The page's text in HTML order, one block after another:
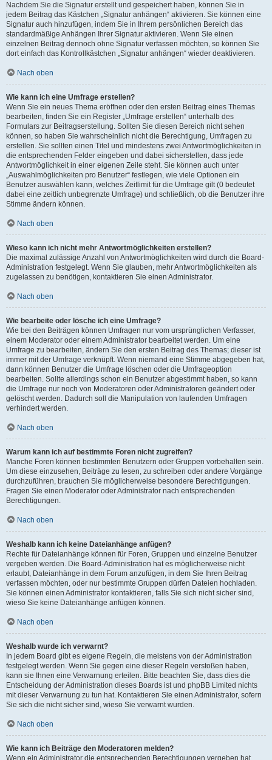
Nachdem Sie die Signatur erstellt und gespeichert haben, können Sie in
jedem Beitrag das Kästchen „Signatur anhängen“ aktivieren. Sie können eine
Signatur auch hinzufügen, indem Sie in Ihrem persönlichen Bereich das
standardmäßige Anhängen Ihrer Signatur aktivieren. Wenn Sie einen
einzelnen Beitrag dennoch ohne Signatur verfassen möchten, so können Sie
dort einfach das Kontrollkästchen „Signatur anhängen“ wieder deaktivieren.
Nach oben
Wie kann ich eine Umfrage erstellen?
Wenn Sie ein neues Thema eröffnen oder den ersten Beitrag eines Themas
bearbeiten, finden Sie ein Register „Umfrage erstellen“ unterhalb des
Formulars zur Beitragserstellung. Sollten Sie diesen Bereich nicht sehen
können, so haben Sie wahrscheinlich nicht die Berechtigung, Umfragen zu
erstellen. Sie sollten einen Titel und mindestens zwei Antwortmöglichkeiten in
die entsprechenden Felder eingeben und dabei sicherstellen, dass jede
Antwortmöglichkeit in einer eigenen Zeile steht. Sie können auch unter
„Auswahlmöglichkeiten pro Benutzer“ festlegen, wie viele Optionen ein
Benutzer auswählen kann, welches Zeitlimit für die Umfrage gilt (0 bedeutet
dabei eine zeitlich unbegrenzte Umfrage) und schließlich, ob die Benutzer ihre
Stimme ändern können.
Nach oben
Wieso kann ich nicht mehr Antwortmöglichkeiten erstellen?
Die maximal zulässige Anzahl von Antwortmöglichkeiten wird durch die Board-
Administration festgelegt. Wenn Sie glauben, mehr Antwortmöglichkeiten als
zugelassen zu benötigen, kontaktieren Sie einen Administrator.
Nach oben
Wie bearbeite oder lösche ich eine Umfrage?
Wie bei den Beiträgen können Umfragen nur vom ursprünglichen Verfasser,
einem Moderator oder einem Administrator bearbeitet werden. Um eine
Umfrage zu bearbeiten, ändern Sie den ersten Beitrag des Themas; dieser ist
immer mit der Umfrage verknüpft. Wenn niemand eine Stimme abgegeben hat,
dann können Benutzer die Umfrage löschen oder die Umfrageoption
bearbeiten. Sollte allerdings schon ein Benutzer abgestimmt haben, so kann
die Umfrage nur noch von Moderatoren oder Administratoren geändert oder
gelöscht werden. Dadurch soll die Manipulation von laufenden Umfragen
verhindert werden.
Nach oben
Warum kann ich auf bestimmte Foren nicht zugreifen?
Manche Foren können bestimmten Benutzern oder Gruppen vorbehalten sein.
Um diese einzusehen, Beiträge zu lesen, zu schreiben oder andere Vorgänge
durchzuführen, brauchen Sie möglicherweise besondere Berechtigungen.
Fragen Sie einen Moderator oder Administrator nach entsprechenden
Berechtigungen.
Nach oben
Weshalb kann ich keine Dateianhänge anfügen?
Rechte für Dateianhänge können für Foren, Gruppen und einzelne Benutzer
vergeben werden. Die Board-Administration hat es möglicherweise nicht
erlaubt, Dateianhänge in dem Forum anzufügen, in dem Sie Ihren Beitrag
verfassen möchten, oder nur bestimmte Gruppen dürfen Dateien hochladen.
Sie können einen Administrator kontaktieren, falls Sie sich nicht sicher sind,
wieso Sie keine Dateianhänge anfügen können.
Nach oben
Weshalb wurde ich verwarnt?
In jedem Board gibt es eigene Regeln, die meistens von der Administration
festgelegt werden. Wenn Sie gegen eine dieser Regeln verstoßen haben,
kann sie Ihnen eine Verwarnung erteilen. Bitte beachten Sie, dass dies die
Entscheidung der Administration dieses Boards ist und phpBB Limited nichts
mit dieser Verwarnung zu tun hat. Kontaktieren Sie einen Administrator, sofern
Sie sich die nicht sicher sind, wieso Sie verwarnt wurden.
Nach oben
Wie kann ich Beiträge den Moderatoren melden?
Wenn ein Administrator die entsprechenden Berechtigungen vergeben hat,